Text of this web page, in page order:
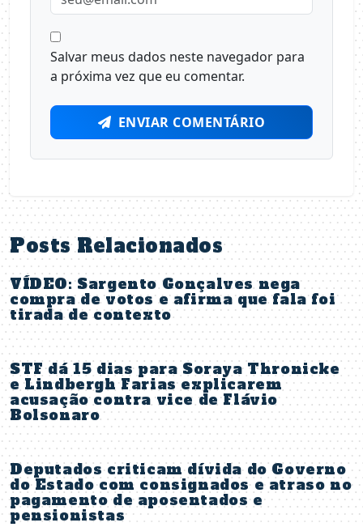
Salvar meus dados neste navegador para
a próxima vez que eu comentar.
ENVIAR COMENTÁRIO
Posts Relacionados
VÍDEO: Sargento Gonçalves nega
compra de votos e afirma que fala foi
tirada de contexto
STF dá 15 dias para Soraya Thronicke
e Lindbergh Farias explicarem
acusação contra vice de Flávio
Bolsonaro
Deputados criticam dívida do Governo
do Estado com consignados e atraso no
pagamento de aposentados e
pensionistas